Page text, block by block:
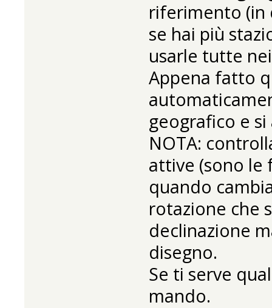
riferimento (in
se hai più
usarle tutte
Appena fatto
geografico e
NOTA:
attive (sono le
quando
rotazione che
declinazione
disegno.
Se ti serve
mando.